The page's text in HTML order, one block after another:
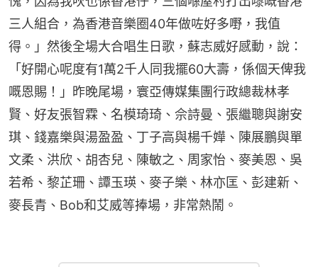
三人組合，為香港音樂圈40年做咗好多嘢，我值
得。」然後全場大合唱生日歌，蘇志威好感動，說：
「好開心呢度有1萬2千人同我擺60大壽，係個天俾我
嘅恩賜！」昨晚尾場，寰亞傳媒集團行政總裁林孝
賢、好友張智霖、名模琦琦、佘詩曼、張繼聰與謝安
琪、錢嘉樂與湯盈盈、丁子高與楊千嬅、陳展鵬與單
文柔、洪欣、胡杏兒、陳敏之、周家怡、麥美恩、吳
若希、黎芷珊、譚玉瑛、麥子樂、林亦匡、彭建新、
麥長青、Bob和艾威等捧場，非常熱鬧。